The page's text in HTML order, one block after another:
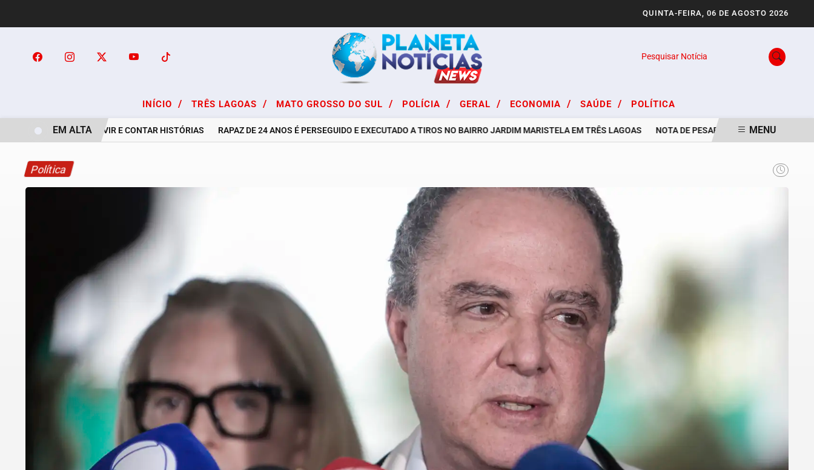
QUINTA-FEIRA, 06 DE AGOSTO 2026
Pesquisar Notícia
INÍCIO / TRÊS LAGOAS / MATO GROSSO DO SUL / POLÍCIA / GERAL / ECONOMIA / SAÚDE / POLÍTICA
A ARTE DE OUVIR E CONTAR HISTÓRIAS RAPAZ DE 24 ANOS É PERSEGUIDO E EXECUTADO A TIROS NO BAIRRO JARDIM MARISTELA EM TRÊS LAGOAS NOTA DE PESAR PELO FALECIMENTO DE
EM ALTA MENU
Política